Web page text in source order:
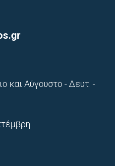
και Αύγουστο - Δευτ. -